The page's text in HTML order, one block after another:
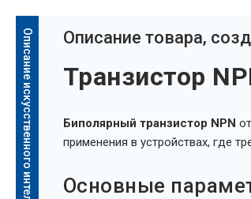
Описание искусственного интеллекта
Oписание товара,
Транзистор
Биполярный транзистор NPN
применения в устройствах, где
Основные